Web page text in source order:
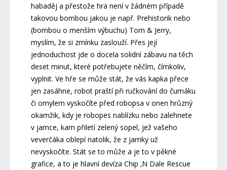
habaděj a přestože hra není v žádném případě
takovou bombou jakou je např. Prehistorik nebo
(bombou o menším výbuchu) Tom & Jerry,
myslím, že si zmínku zaslouží. Přes její
jednoduchost jde o docela solidní zábavu na těch
deset minut, které potřebujete něčím, čímkoliv,
vyplnit. Ve hře se může stát, že vás kapka přece
jen zasáhne, robot praští při ručkování do čumáku
či omylem vyskočíte před robopsa v onen hrůzný
okamžik, kdy je robopes nablízku nebo zalehnete
v jamce, kam přiletí zelený sopel, jež vašeho
veverčáka oblepí natolik, že z jamky už
nevyskočíte. Stát se to může a je to v pěkné
grafice, a to je hlavní devíza Chip ‚N Dale Rescue